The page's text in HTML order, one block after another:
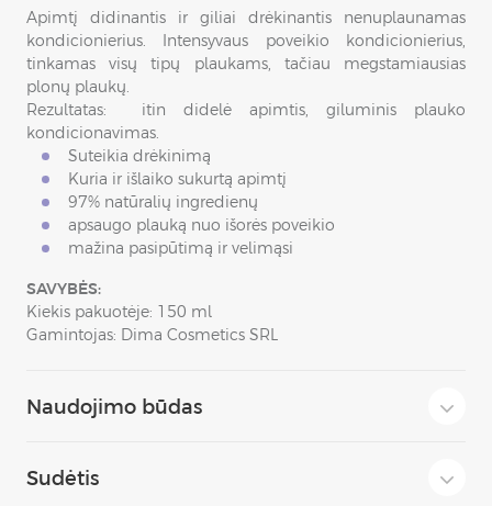
Apimtį didinantis ir giliai drėkinantis nenuplaunamas
kondicionierius. Intensyvaus poveikio kondicionierius,
tinkamas visų tipų plaukams, tačiau megstamiausias
plonų plaukų.
Rezultatas: itin didelė apimtis, giluminis plauko
kondicionavimas.
Suteikia drėkinimą
Kuria ir išlaiko sukurtą apimtį
97% natūralių ingredienų
apsaugo plauką nuo išorės poveikio
mažina pasipūtimą ir velimąsi
SAVYBĖS:
Kiekis pakuotėje: 150 ml
Gamintojas: Dima Cosmetics SRL
Naudojimo būdas
Sudėtis